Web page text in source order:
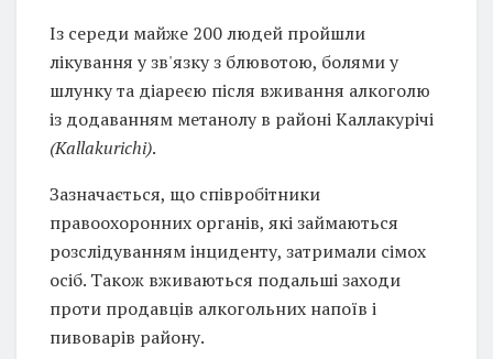
Із середи майже 200 людей пройшли
лікування у зв'язку з блювотою, болями у
шлунку та діареєю після вживання алкоголю
із додаванням метанолу в районі Каллакурічі
(Kallakurichi).
Зазначається, що співробітники
правоохоронних органів, які займаються
розслідуванням інциденту, затримали сімох
осіб. Також вживаються подальші заходи
проти продавців алкогольних напоїв і
пивоварів району.